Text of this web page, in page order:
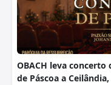
OBACH leva
de Páscoa a